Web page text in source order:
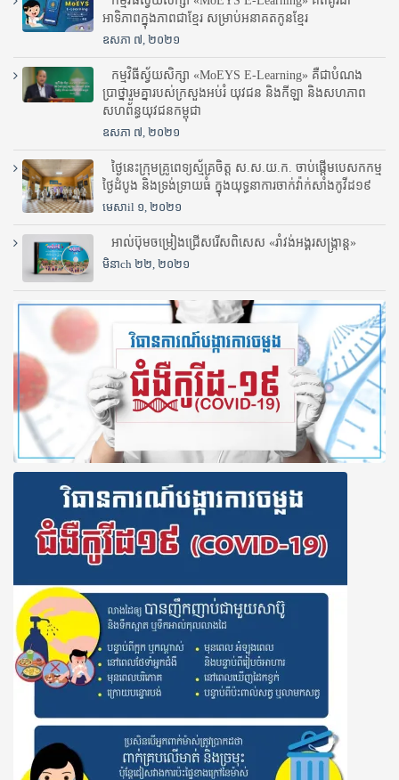
អាទិភាពក្នុងភាពជាខ្មែរ សម្រាប់អនាគតកូនខ្មែរ
ឧសភា ៧, ២០២១
កម្មវិធីស្វ័យសិក្សា «MoEYS E-Learning» គឺជាបំណង
ប្រាថ្នារួមគ្នារបស់ក្រសួងអប់រំ​ យុវជន និងកីឡា និងសហភាព
សហព័ន្ធយុវជនកម្ពុជា
ឧសភា ៧, ២០២១
ថ្ងៃនេះក្រុមគ្រូពេទ្យស្ម័គ្រចិត្ត ស.ស.យ.ក. ចាប់ផ្តើមបេសកកម្ម
ថ្ងៃដំបូង និងទ្រង់ទ្រាយធំ ក្នុងយុទ្ធនាការចាក់វ៉ាក់សាំងកូវីដ១៩
មេសាil ១, ២០២១
អាល់ប៊ុមចម្រៀងជ្រើសរើសពិសេស «រាំវង់អង្គរសង្ក្រាន្ត»
មិនាch ២២, ២០២១